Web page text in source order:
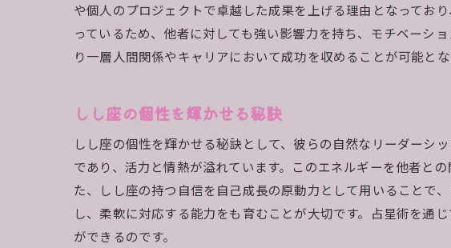
し
占
し
や個人のプロジェクトで卓越した成果を上げる理由となってお
っているため、他者に対しても強い影響力を持ち、モチベーシ
り一層人間関係やキャリアにおいて成功を収めることが可能とな
しし座の個性を輝かせる秘訣
しし座の個性を輝かせる秘訣として、彼らの自然なリーダーシ
であり、活力と情熱が溢れています。このエネルギーを他者と
た、しし座の持つ自信を自己成長の原動力として用いることで
し、柔軟に対応する能力をも育むことが大切です。占星術を通
ができるのです。